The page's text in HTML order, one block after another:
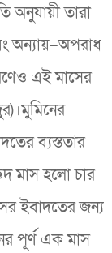
অনুযায়ী তারা
অন্যায়–অপরাধ
এই মাসের
ব্যস্ততার
মাস হলো চার
ইবাদতের জন্য
পূর্ণ এক মাস